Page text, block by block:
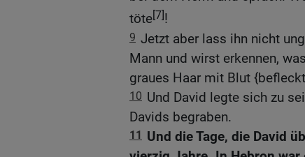
töte[7]!
9 Jetzt aber lass ihn nicht
Mann und wirst erkennen,
graues Haar mit Blut
10 Und David legte sich zu
Davids begraben.
11 Und die Tage, die David